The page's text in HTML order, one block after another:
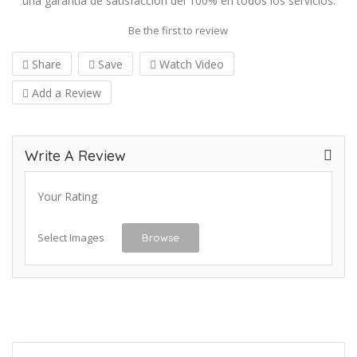
Be the first to review
Share Save
Watch Video
Add a Review
Write A Review
Your Rating
Select Images Browse